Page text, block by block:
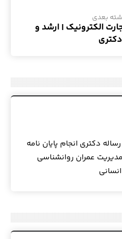
بعدی
الکترونیک | ارشد و
دکتری
دکتری انجام پایان نامه
عمران روانشناسی